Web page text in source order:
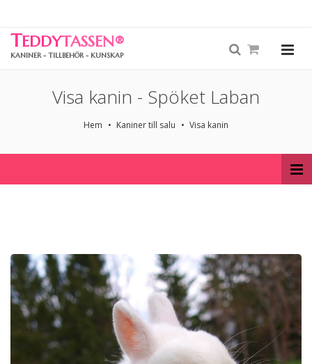
TEDDYTASSEN®
KANINER - TILLBEHÖR - KUNSKAP
Visa kanin - Spöket Laban
Hem Kaniner till salu Visa kanin